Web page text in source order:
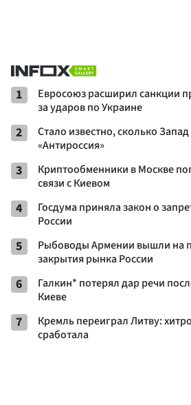
1
Евросоюз расширил санкции
за ударов по Украине
2
Стало известно, сколько
«Антироссия»
3
Криптообменники в Москве
связи с Киевом
4
Госдума приняла закон о
России
5
Рыбоводы Армении вышли на
закрытия рынка России
6
Галкин* потерял дар речи
Киеве
7
Кремль переиграл Литву:
сработала